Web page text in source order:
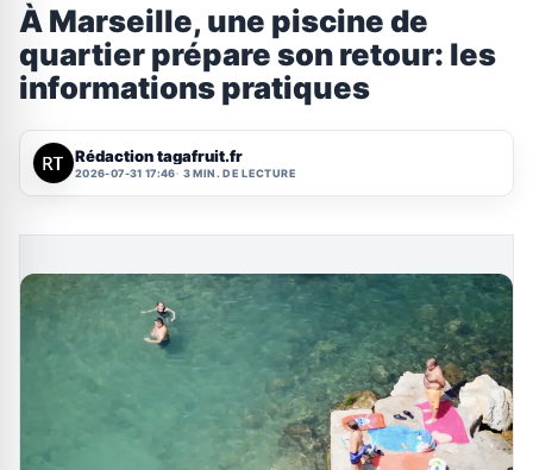
À Marseille, une piscine de
quartier prépare son retour: les
informations pratiques
Rédaction tagafruit.fr
2026-07-31 17:46 3 MIN. DE LECTURE